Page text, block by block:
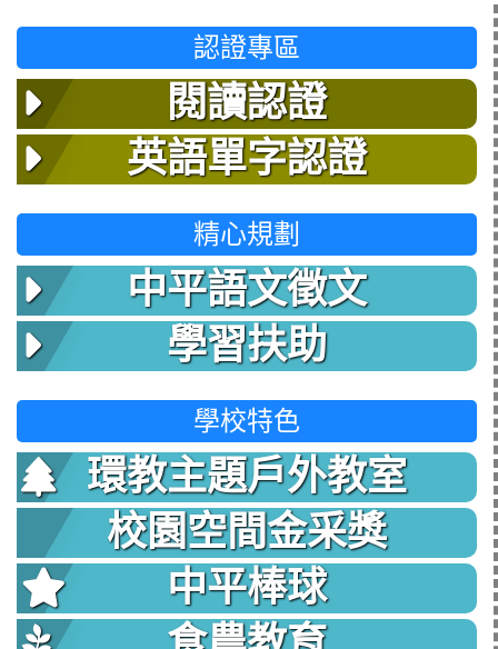
認證專區
閱讀認證
英語單字認證
精心規劃
中平語文徵文
學習扶助
學校特色
環教主題戶外教室
校園空間金采獎
中平棒球